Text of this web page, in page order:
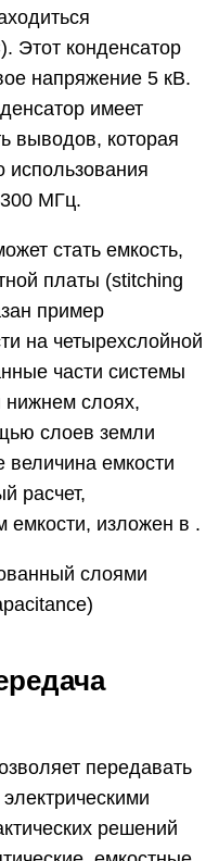
Этот конденсатор
напряжение 5 кВ.
имеет
выводов, которая
использования
МГц.
стать емкость,
платы (stitching
пример
на четырехслойной
части системы
слоях,
слоев земли
величина емкости
расчет,
емкости, изложен в .
слоями
передавать
решений